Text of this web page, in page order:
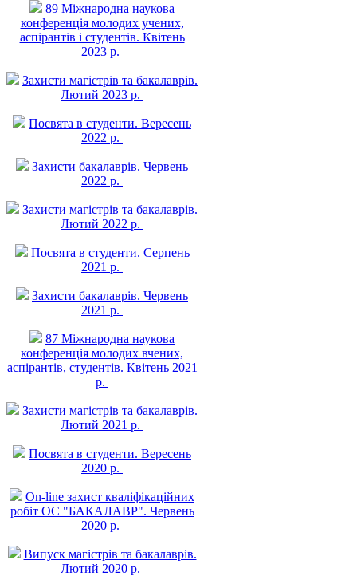
89 Міжнародна наукова
конференція молодих учених,
аспірантів і студентів. Квітень
2023 р.
Захисти магістрів та бакалаврів.
Лютий 2023 р.
Посвята в студенти. Вересень
2022 р.
Захисти бакалаврів. Червень
2022 р.
Захисти магістрів та бакалаврів.
Лютий 2022 р.
Посвята в студенти. Серпень
2021 р.
Захисти бакалаврів. Червень
2021 р.
87 Міжнародна наукова
конференція молодих вчених,
аспірантів, студентів. Квітень 2021
р.
Захисти магістрів та бакалаврів.
Лютий 2021 р.
Посвята в студенти. Вересень
2020 р.
On-line захист квалiфiкацiйних
робiт ОС "БАКАЛАВР". Червень
2020 р.
Випуск магістрів та бакалаврів.
Лютий 2020 р.